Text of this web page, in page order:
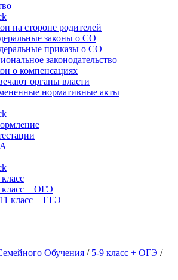
на стороне родителей
законы о СО
приказы о СО
законодательство
о компенсациях
органы власти
нормативные акты
класс + ОГЭ
класс + ЕГЭ
Обучения / 5-9 класс + ОГЭ /